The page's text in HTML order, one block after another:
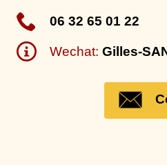
06 32 65 01 22
Wechat:Gilles-